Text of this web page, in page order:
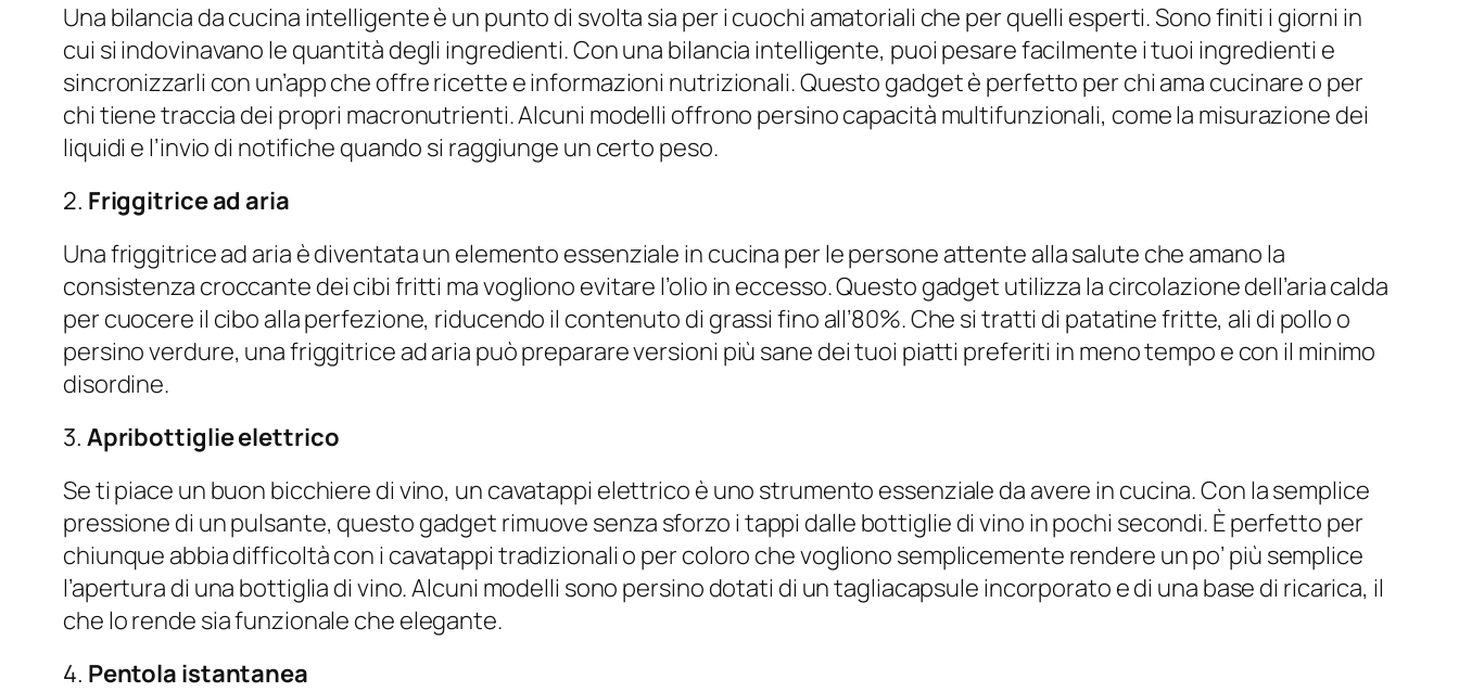
Una bilancia da cucina intelligente è un punto di svolta sia per i cuochi amatoriali che per quelli esperti. Sono finiti i giorni in
cui si indovinavano le quantità degli ingredienti. Con una bilancia intelligente, puoi pesare facilmente i tuoi ingredienti e
sincronizzarli con un’app che offre ricette e informazioni nutrizionali. Questo gadget è perfetto per chi ama cucinare o per
chi tiene traccia dei propri macronutrienti. Alcuni modelli offrono persino capacità multifunzionali, come la misurazione dei
liquidi e l’invio di notifiche quando si raggiunge un certo peso.
2. Friggitrice ad aria
Una friggitrice ad aria è diventata un elemento essenziale in cucina per le persone attente alla salute che amano la
consistenza croccante dei cibi fritti ma vogliono evitare l’olio in eccesso. Questo gadget utilizza la circolazione dell’aria calda
per cuocere il cibo alla perfezione, riducendo il contenuto di grassi fino all’80%. Che si tratti di patatine fritte, ali di pollo o
persino verdure, una friggitrice ad aria può preparare versioni più sane dei tuoi piatti preferiti in meno tempo e con il minimo
disordine.
3. Apribottiglie elettrico
Se ti piace un buon bicchiere di vino, un cavatappi elettrico è uno strumento essenziale da avere in cucina. Con la semplice
pressione di un pulsante, questo gadget rimuove senza sforzo i tappi dalle bottiglie di vino in pochi secondi. È perfetto per
chiunque abbia difficoltà con i cavatappi tradizionali o per coloro che vogliono semplicemente rendere un po’ più semplice
l’apertura di una bottiglia di vino. Alcuni modelli sono persino dotati di un tagliacapsule incorporato e di una base di ricarica, il
che lo rende sia funzionale che elegante.
4. Pentola istantanea